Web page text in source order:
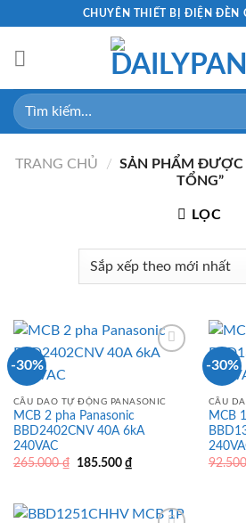
content
CHUYÊN THIẾT BỊ ĐIỆN ĐÈN
Tìm
kiếm:
TRANG CHỦ / SẢN PHẨM ĐƯỢC
TỔNG”
LỌC
-30%
CẦU DAO TỰ ĐỘNG PANASONIC
MCB 2 pha Panasonic
BBD2402CNV 40A 6kA
240VAC
265.000₫
Giá
185.500 ₫Giá
hiện
185.500 ₫.
-30%
CẦU
MCB